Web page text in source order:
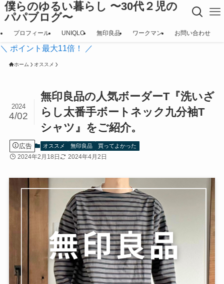
僕らのゆるい暮らし 〜30代２児の
パパブログ〜
プロフィール UNIQLO 無印良品 ワークマン お問い合わせ
＼ ポイント最大11倍！ ／
ホーム オススメ
無印良品の人気ボーダーT『洗いざ
らし太番手ボートネック九分袖T
シャツ』をご紹介。
2024
4/02
広告 オススメ 無印良品 買ってよかった
2024年2月18日 2024年4月2日